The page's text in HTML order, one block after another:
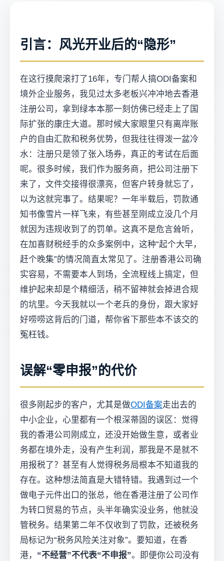
引言：风光开业后的“隐形”
在这行摸爬滚打了16年，专门帮人搞ODI备案和
境外企业服务，我见过太多老板兴冲冲地去香港
注册公司，拿到绿本本那一刻仿佛已经走上了国
际扩张的康庄大道。那时候大家眼里只有离岸账
户的自由汇款和税务优势，但我往往得泼一盆冷
水：注册只是领了张入场券，真正的考试在后面
呢。很多时候，我们作为服务商，把公司注册下
来了，文件交接得很漂亮，但客户转身就忘了，
以为这就完事了。结果呢？一年半载后，罚款通
知书像雪片一样飞来，有些甚至刚成立没几个月
就因为违规收到了的罚单。这真不是危言耸听，
在加喜财税经手的众多案例中，这种“起个大早，
赶个晚集”的情况简直太常见了。注册香港公司确
实容易，不需要本人到场，全流程线上搞定，但
维护起来却是个精细活，稍不留神就会掉进合规
的坑里。今天我就以一个老兵的身份，跟大家好
好唠唠这背后的门道，帮你省下那些本不该交的
冤枉钱。
误解“零申报”的代价
很多刚起步的客户，尤其是做ODI备案走出去的
中小企业，心里都有一个根深蒂固的误区：觉得
我的香港公司刚成立，还没开始做生意，或者业
务都在境外走，没有产生利润，那我是不是就不
用报税了？甚至有人觉得税务局根本不知道我的
存在。这种想法简直是大错特错。我遇到过一个
做电子元件出口的张总，他在香港注册了公司作
为转口贸易的节点，头半年确实没业务，他就没
管税务。结果第二年不仅收到了罚款，还被税务
局标记为“税务风险关注对象”。要知道，在香
港， “不经营”不代表“不申报”。即便你公司没有